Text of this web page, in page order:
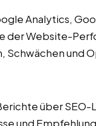
Analytics,
der Website-
Schwächen und
über
und